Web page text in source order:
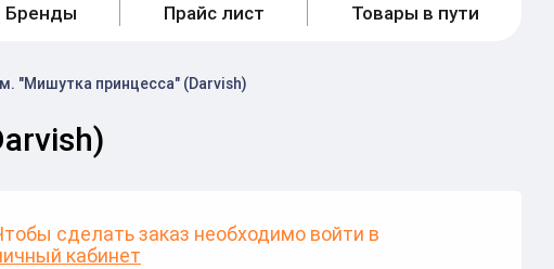
Бренды Прайс лист Товары в пути
"Мишутка принцесса" (Darvish)
сделать заказ необходимо войти в
кабинет